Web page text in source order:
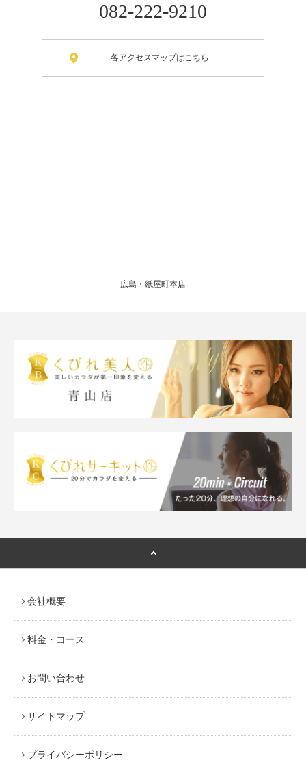
082-222-9210
各アクセスマップはこちら
広島・紙屋町本店
会社概要
料金・コース
お問い合わせ
サイトマップ
プライバシーポリシー